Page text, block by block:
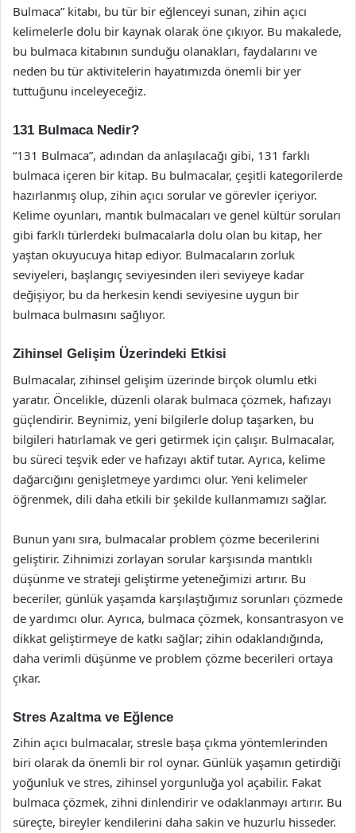
Bulmaca” kitabı, bu tür bir eğlenceyi sunan, zihin açıcı
kelimelerle dolu bir kaynak olarak öne çıkıyor. Bu makalede,
bu bulmaca kitabının sunduğu olanakları, faydalarını ve
neden bu tür aktivitelerin hayatımızda önemli bir yer
tuttuğunu inceleyeceğiz.
131 Bulmaca Nedir?
“131 Bulmaca”, adından da anlaşılacağı gibi, 131 farklı
bulmaca içeren bir kitap. Bu bulmacalar, çeşitli kategorilerde
hazırlanmış olup, zihin açıcı sorular ve görevler içeriyor.
Kelime oyunları, mantık bulmacaları ve genel kültür soruları
gibi farklı türlerdeki bulmacalarla dolu olan bu kitap, her
yaştan okuyucuya hitap ediyor. Bulmacaların zorluk
seviyeleri, başlangıç seviyesinden ileri seviyeye kadar
değişiyor, bu da herkesin kendi seviyesine uygun bir
bulmaca bulmasını sağlıyor.
Zihinsel Gelişim Üzerindeki Etkisi
Bulmacalar, zihinsel gelişim üzerinde birçok olumlu etki
yaratır. Öncelikle, düzenli olarak bulmaca çözmek, hafızayı
güçlendirir. Beynimiz, yeni bilgilerle dolup taşarken, bu
bilgileri hatırlamak ve geri getirmek için çalışır. Bulmacalar,
bu süreci teşvik eder ve hafızayı aktif tutar. Ayrıca, kelime
dağarcığını genişletmeye yardımcı olur. Yeni kelimeler
öğrenmek, dili daha etkili bir şekilde kullanmamızı sağlar.
Bunun yanı sıra, bulmacalar problem çözme becerilerini
geliştirir. Zihnimizi zorlayan sorular karşısında mantıklı
düşünme ve strateji geliştirme yeteneğimizi artırır. Bu
beceriler, günlük yaşamda karşılaştığımız sorunları çözmede
de yardımcı olur. Ayrıca, bulmaca çözmek, konsantrasyon ve
dikkat geliştirmeye de katkı sağlar; zihin odaklandığında,
daha verimli düşünme ve problem çözme becerileri ortaya
çıkar.
Stres Azaltma ve Eğlence
Zihin açıcı bulmacalar, stresle başa çıkma yöntemlerinden
biri olarak da önemli bir rol oynar. Günlük yaşamın getirdiği
yoğunluk ve stres, zihinsel yorgunluğa yol açabilir. Fakat
bulmaca çözmek, zihni dinlendirir ve odaklanmayı artırır. Bu
süreçte, bireyler kendilerini daha sakin ve huzurlu hisseder.